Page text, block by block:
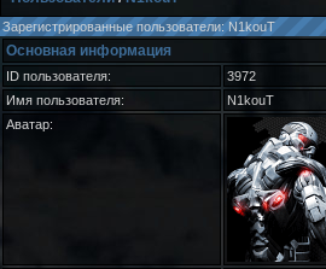
Зарегистрированные пользователи: N1kouT
Основная информация
ID пользователя:
3972
Имя пользователя:
N1kouT
Аватар: